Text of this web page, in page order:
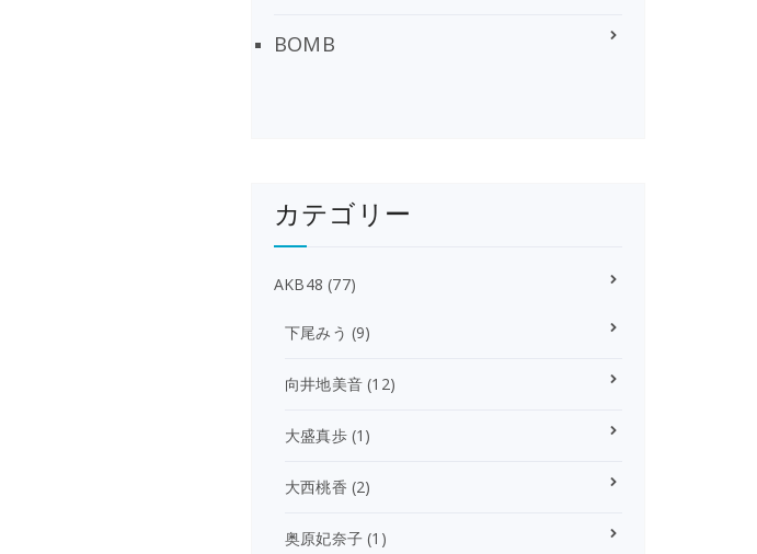
BOMB
カテゴリー
AKB48 (77)
下尾みう (9)
向井地美音 (12)
大盛真歩(1)
大西桃香 (2)
奥原妃奈子 (1)